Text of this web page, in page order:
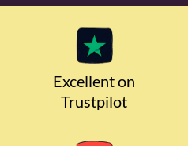
Excellent on
Trustpilot